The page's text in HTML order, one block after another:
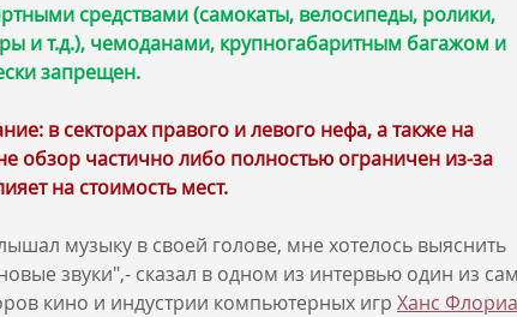
средствами (самокаты, велосипеды, ролики,
и т.д.), чемоданами, крупногабаритным багажом и
запрещен.
в секторах правого и левого нефа, а также на
обзор частично либо полностью ограничен из‑за
на стоимость мест.
музыку в своей голове, мне хотелось выяснить
звуки",- сказал в одном из интервью один из
кино и индустрии компьютерных игр Ханс